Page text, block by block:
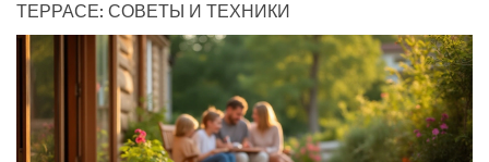
ТЕРРАСЕ: СОВЕТЫ И ТЕХНИКИ